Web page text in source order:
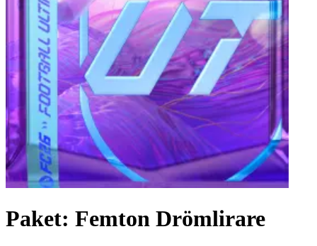
Paket: Femton Drömlirare